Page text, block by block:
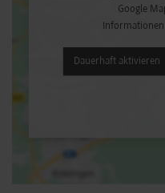
Google
Dauerhaft aktivieren